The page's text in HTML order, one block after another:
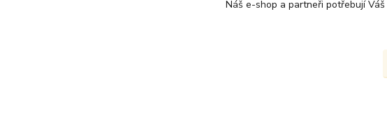
Náš e-shop a partneři potřebují Váš